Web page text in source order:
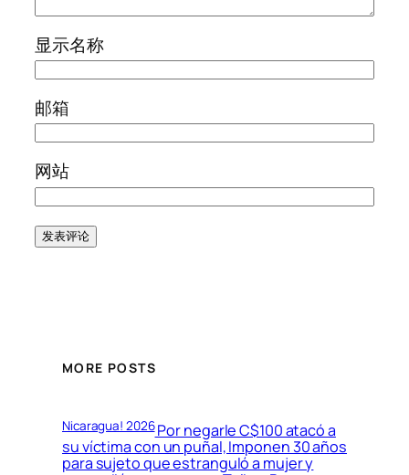
显示名称
邮箱
网站
MORE POSTS
Nicaragua! 2026Por negarle C$100 atacó a
su víctima con un puñal, Imponen 30 años
para sujeto que estranguló a mujer y